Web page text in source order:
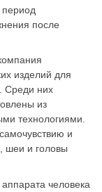
период
после
изделий для
Среди них
из
технологиями.
и
шеи и головы
человека